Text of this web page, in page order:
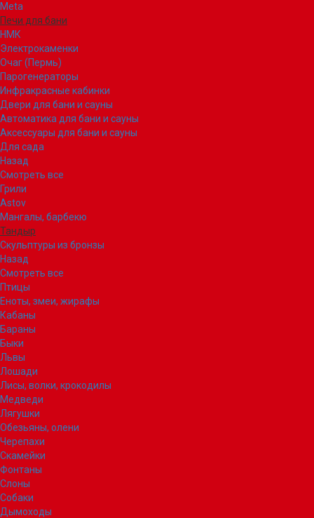
Meta
Печи для бани
НМК
Электрокаменки
Очаг (Пермь)
Парогенераторы
Инфракрасные кабинки
Двери для бани и сауны
Автоматика для бани и сауны
Аксессуары для бани и сауны
Для сада
Назад
Смотреть все
Грили
Astov
Мангалы, барбекю
Тандыр
Скульптуры из бронзы
Назад
Смотреть все
Птицы
Еноты, змеи, жирафы
Кабаны
Бараны
Быки
Львы
Лошади
Лисы, волки, крокодилы
Медведи
Лягушки
Обезьяны, олени
Черепахи
Скамейки
Фонтаны
Слоны
Собаки
Дымоходы